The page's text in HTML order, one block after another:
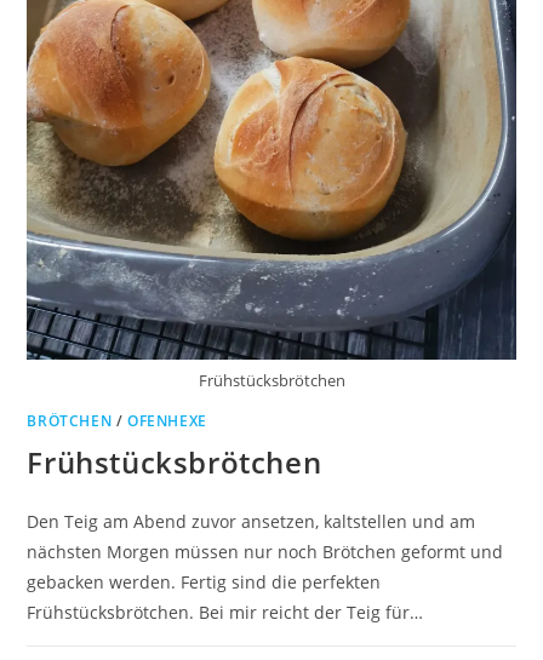
Frühstücksbrötchen
BRÖTCHEN /OFENHEXE
Frühstücksbrötchen
Den Teig am Abend zuvor ansetzen, kaltstellen und am
nächsten Morgen müssen nur noch Brötchen geformt und
gebacken werden. Fertig sind die perfekten
Frühstücksbrötchen. Bei mir reicht der Teig für…